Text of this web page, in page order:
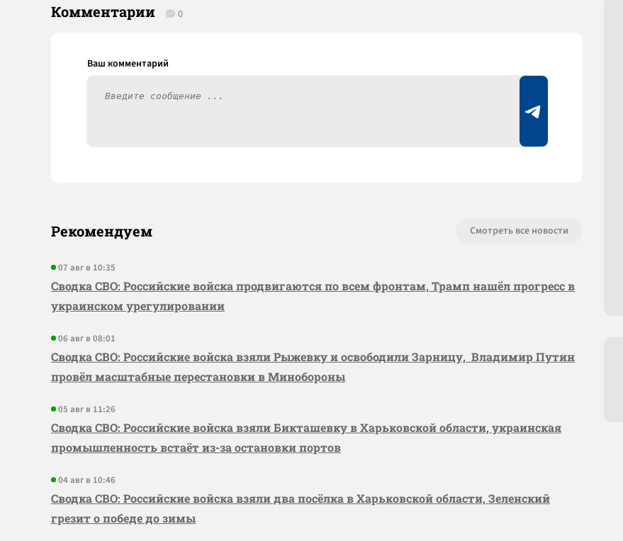
Комментарии 0
Рекомендуем Смотреть все новости
07 авг в 10:35
Сводка СВО: Российские войска продвигаются по всем фронтам, Трамп нашёл прогресс в
украинском урегулировании
06 авг в 08:01
Сводка СВО: Российские войска взяли Рыжевку и освободили Зарницу, Владимир Путин
провёл масштабные перестановки в Минобороны
05 авг в 11:26
Сводка СВО: Российские войска взяли Бикташевку в Харьковской области, украинская
промышленность встаёт из-за остановки портов
04 авг в 10:46
Сводка СВО: Российские войска взяли два посёлка в Харьковской области, Зеленский
грезит о победе до зимы